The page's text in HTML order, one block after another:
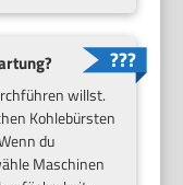
willst.
Kohlebürsten
du
Maschinen